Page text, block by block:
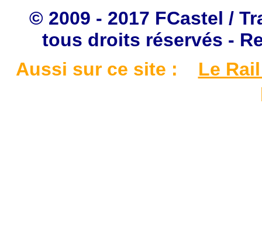
© 2009 - 2017 FCastel /
tous droits réservés -
Aussi sur ce site :
Le